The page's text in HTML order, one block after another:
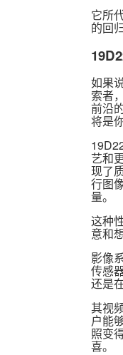
它所
的回归
如果
索者
前沿
将是
艺和
现了
行图
量。
这种
意和
影像
传感
还是
其视
户能
照变
喜。